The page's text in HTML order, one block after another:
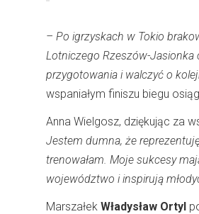
– Po igrzyskach w Tokio
Lotniczego Rzeszów-Jasionka
przygotowania i walczyć o
wspaniałym finiszu biegu
Anna Wielgosz, dziękując za
Jestem dumna, że
trenowałam. Moje sukcesy
województwo i inspirują
Marszałek Władysław Ortyl